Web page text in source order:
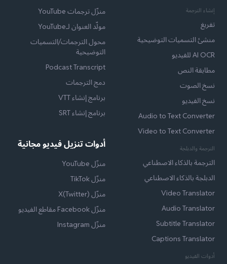
إنشاء الترجمة
تفريغ
منشئ التسميات التوضيحية
AI OCR للفيديو
مطابقة النص
نسخ الصوت
نسخ الفيديو
Audio to Text Converter
Video to Text Converter
الترجمة والدبلجة
الترجمة بالذكاء الاصطناعي
الدبلجة بالذكاء الاصطناعي
Video Translator
Audio Translator
Subtitle Translator
Captions Translator
أدوات الفيديو
منزّل ترجمات YouTube
مولّد العنوان لـYouTube
محول الترجمات/التسميات
التوضيحية
Podcast Transcript
دمج الترجمات
برنامج إنشاء VTT
برنامج إنشاء SRT
أدوات تنزيل فيديو مجانية
منزّل YouTube
منزّل TikTok
منزّل X(Twitter)
منزّل Facebook مقاطع الفيديو
منزّل Instagram